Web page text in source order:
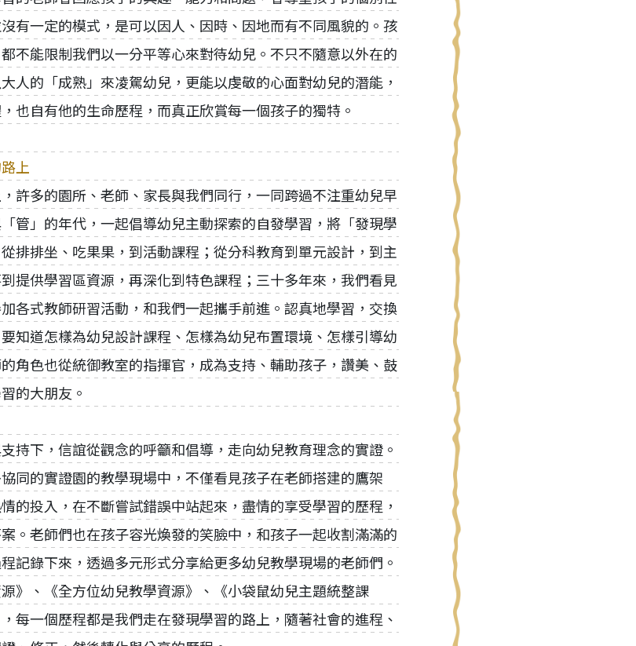
有一定的模式，是可以因人、因時、因地而有不同風貌的。孩
不能限制我們以一分平等心來對待幼兒。不只不隨意以外在的
人的「成熟」來凌駕幼兒，更能以虔敬的心面對幼兒的潛能，
也自有他的生命歷程，而真正欣賞每一個孩子的獨特。
上
許多的園所、老師、家長與我們同行，一同跨過不注重幼兒早
管」的年代，一起倡導幼兒主動探索的自發學習，將「發現學
排排坐、吃果果，到活動課程；從分科教育到單元設計，到主
提供學習區資源，再深化到特色課程；三十多年來，我們看見
各式教師研習活動，和我們一起攜手前進。認真地學習，交換
知道怎樣為幼兒設計課程、怎樣為幼兒布置環境、怎樣引導幼
角色也從統御教室的指揮官，成為支持、輔助孩子，讚美、鼓
的大朋友。
持下，信誼從觀念的呼籲和倡導，走向幼兒教育理念的實證。
同的實證園的教學現場中，不僅看見孩子在老師搭建的鷹架
的投入，在不斷嘗試錯誤中站起來，盡情的享受學習的歷程，
。老師們也在孩子容光煥發的笑臉中，和孩子一起收割滿滿的
記錄下來，透過多元形式分享給更多幼兒教學現場的老師們。
》、《全方位幼兒教學資源》、《小袋鼠幼兒主題統整課
每一個歷程都是我們走在發現學習的路上，隨著社會的進程、